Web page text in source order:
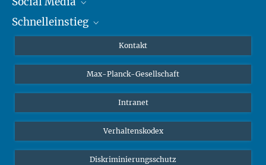
Mastodon
Schnelleinstieg
Studierende
Schüler*innen
Öffentlichkeit
Alumnae | Alumni
Kontakt
Max-Planck-Gesellschaft
Intranet
Verhaltenskodex
Diskriminierungsschutz